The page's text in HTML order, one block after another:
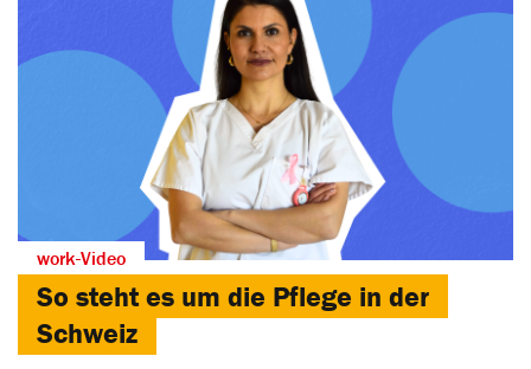
work-Video
So steht es um die Pflege in der
Schweiz